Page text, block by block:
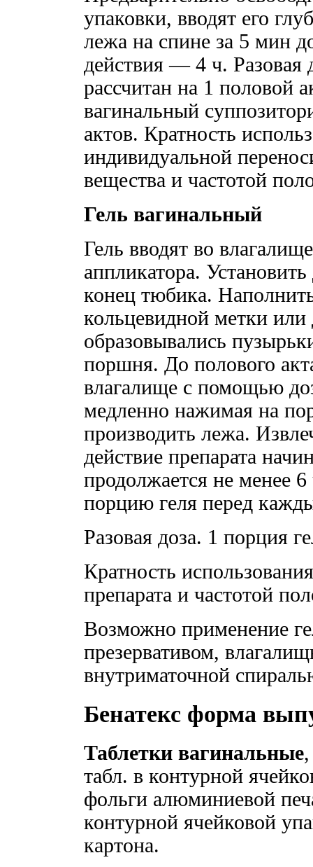
упаковки, вводят его
лежа на спине за 5 мин
действия — 4 ч.
рассчитан на 1 половой
вагинальный
актов. Кратность
индивидуальной
вещества и частотой
Гель вагинальный
Гель вводят во
аппликатора.
конец тюбика.
кольцевидной метки
образовывались
поршня. До полового
влагалище с помощью
медленно нажимая на
производить лежа.
действие препарата
продолжается не менее
порцию геля перед
Разовая доза. 1 порция
Кратность
препарата и частотой
Возможно применение
презервативом,
внутриматочной
Бенатекс форма
Таблетки вагинальные
табл. в контурной
фольги алюминиевой
контурной ячейковой
картона.